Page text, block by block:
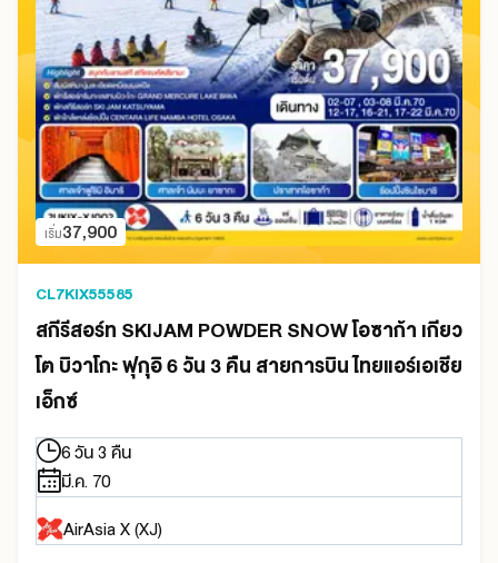
เริ่ม37,900
CL7KIX55585
สกีรีสอร์ท SKIJAM POWDER SNOW โอซาก้า เกียว
โต บิวาโกะ ฟุกุอิ 6 วัน 3 คืน สายการบิน ไทยแอร์เอเชีย
เอ็กซ์
6 วัน 3 คืน
มี.ค. 70
AirAsia X (XJ)